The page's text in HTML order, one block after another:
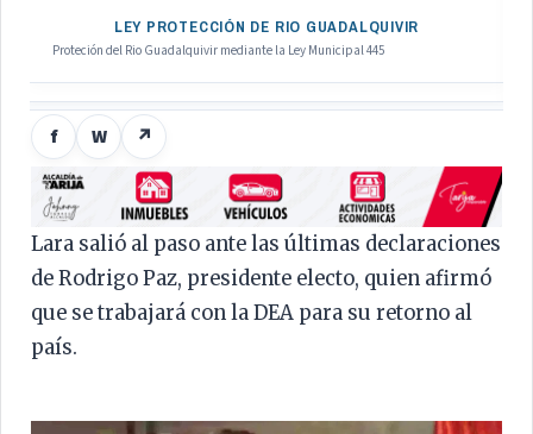
LEY PROTECCIÓN DE RIO GUADALQUIVIR
Proteción del Rio Guadalquivir mediante la Ley Municipal 445
f W ↗
Lara salió al paso ante las últimas declaraciones
de Rodrigo Paz, presidente electo, quien afirmó
que se trabajará con la DEA para su retorno al
país.